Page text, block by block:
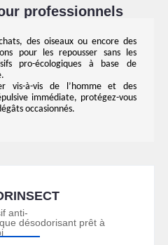
professionnels
des oiseaux ou encore des
pour les repousser sans les
pro-écologiques à base de
vis-à-vis de l’homme et des
immédiate, protégez-vous
occasionnés.
anti-
désodorisant prêt à